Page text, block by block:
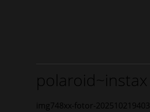
polaroid~instax
img748xx-fotor-202510219403